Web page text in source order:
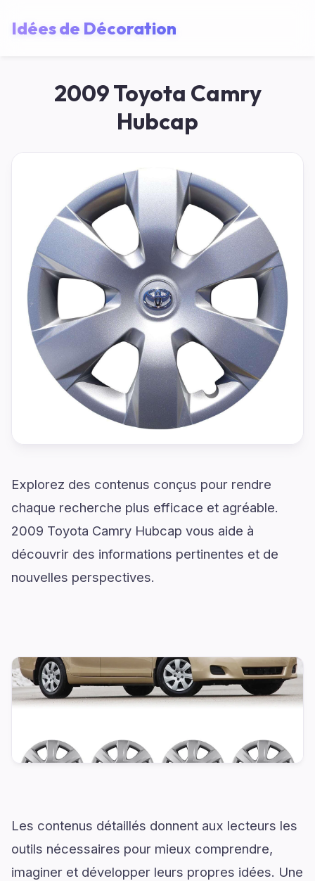
Idées de Décoration
2009 Toyota Camry
Hubcap
Explorez des contenus conçus pour rendre
chaque recherche plus efficace et agréable.
2009 Toyota Camry Hubcap vous aide à
découvrir des informations pertinentes et de
nouvelles perspectives.
Les contenus détaillés donnent aux lecteurs les
outils nécessaires pour mieux comprendre,
imaginer et développer leurs propres idées. Une